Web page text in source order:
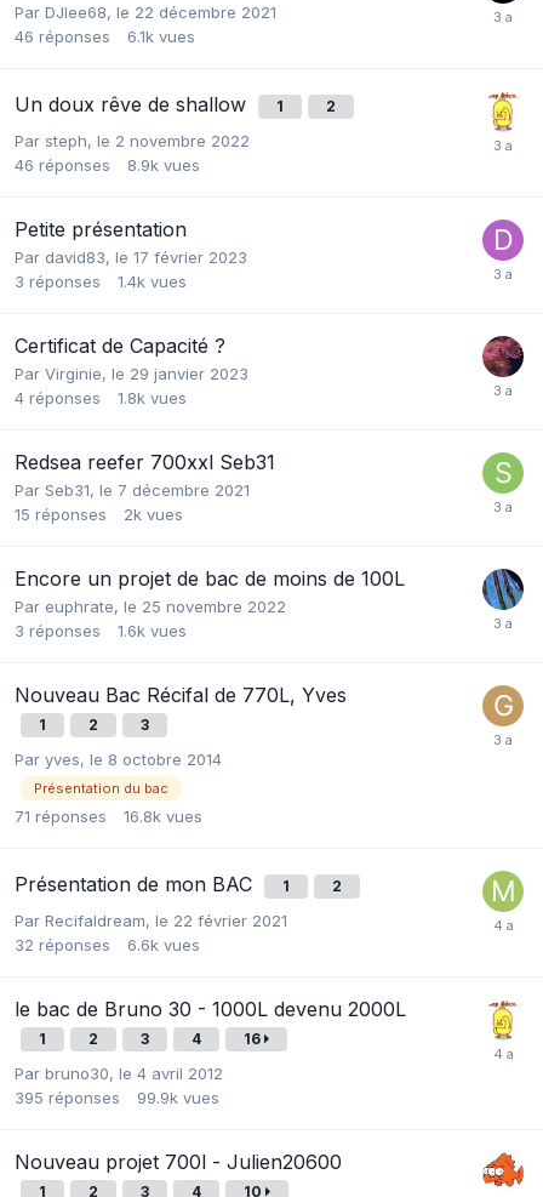
Par DJlee68, le 22 décembre 2021
46 réponses 6.1k vues
Un doux rêve de shallow 1 2
Par steph, le 2 novembre 2022
46 réponses 8.9k vues
Petite présentation
Par david83, le 17 février 2023
3 réponses 1.4k vues
Certificat de Capacité ?
Par Virginie, le 29 janvier 2023
4 réponses 1.8k vues
Redsea reefer 700xxl Seb31
Par Seb31, le 7 décembre 2021
15 réponses 2k vues
Encore un projet de bac de moins de 100L
Par euphrate, le 25 novembre 2022
3 réponses 1.6k vues
Nouveau Bac Récifal de 770L, Yves
1 2 3
Par yves, le 8 octobre 2014
Présentation du bac
71 réponses 16.8k vues
Présentation de mon BAC 1 2
Par Recifaldream, le 22 février 2021
32 réponses 6.6k vues
le bac de Bruno 30 - 1000L devenu 2000L
1 2 3 4 16
Par bruno30, le 4 avril 2012
395 réponses 99.9k vues
Nouveau projet 700l - Julien20600
1 2 3 4 10